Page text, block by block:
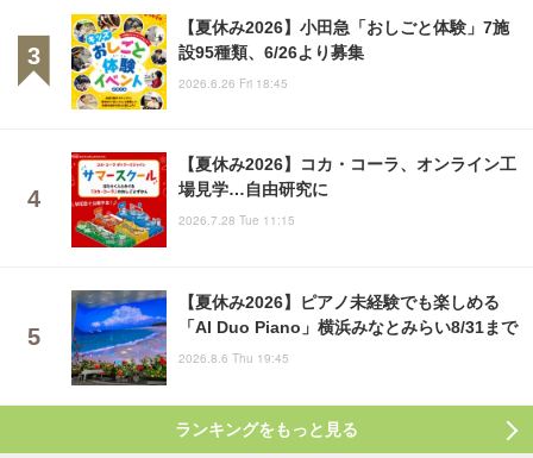
【夏休み2026】小田急「おしごと体験」7施
設95種類、6/26より募集
2026.6.26 Fri 18:45
【夏休み2026】コカ・コーラ、オンライン工
場見学…自由研究に
2026.7.28 Tue 11:15
【夏休み2026】ピアノ未経験でも楽しめる
「AI Duo Piano」横浜みなとみらい8/31まで
2026.8.6 Thu 19:45
ランキングをもっと見る